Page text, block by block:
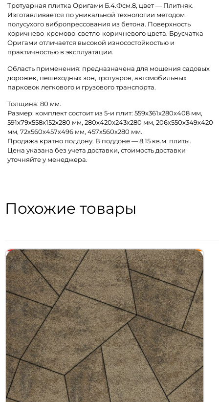
Тротуарная плитка Оригами Б.4.Фсм.8, цвет — Плитняк.
Изготавливается по уникальной технологии методом
полусухого вибропрессования из бетона. Поверхность
коричнево-кремово-светло-коричневого цвета. Брусчатка
Оригами отличается высокой износостойкостью и
практичностью в эксплуатации.
Область применения: предназначена для мощения садовых
дорожек, пешеходных зон, тротуаров, автомобильных
парковок легкового и грузового транспорта.
Толщина: 80 мм.
Размер: комплект состоит из 5-и плит: 559х361х280х408 мм,
591х79х558х152х280 мм, 280х420х243х280 мм, 206х550х349х420
мм, 72х560х457х496 мм, 457х560х280 мм.
Продажа кратно поддону. В поддоне — 8,15 кв.м. плиты.
Цена указана без учета доставки, стоимость доставки
уточняйте у менеджера.
Похожие товары